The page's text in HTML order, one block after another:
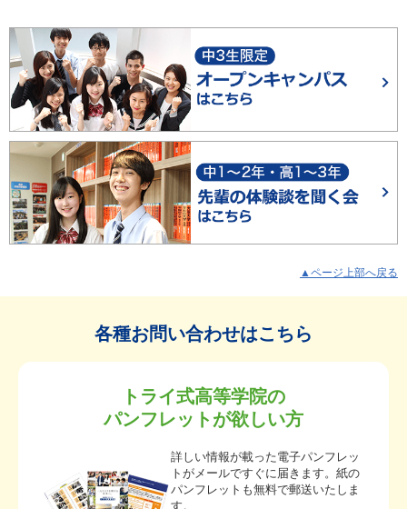
▲ページ上部へ戻る
各種お問い合わせはこちら
トライ式高等学院の
パンフレットが欲しい方
詳しい情報が載った電子パンフレッ
トがメールですぐに届きます。紙の
パンフレットも無料で郵送いたしま
す。